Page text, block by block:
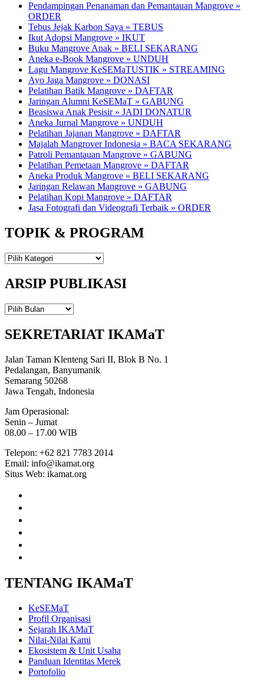
Pendampingan Penanaman dan Pemantauan Mangrove »
ORDER
Tebus Jejak Karbon Saya » TEBUS
Ikut Adopsi Mangrove » IKUT
Buku Mangrove Anak » BELI SEKARANG
Aneka e-Book Mangrove » UNDUH
Lagu Mangrove KeSEMaTUSTIK » STREAMING
Ayo Jaga Mangrove » DONASI
Pelatihan Batik Mangrove » DAFTAR
Jaringan Alumni KeSEMaT » GABUNG
Beasiswa Anak Pesisir » JADI DONATUR
Aneka Jurnal Mangrove » UNDUH
Pelatihan Jajanan Mangrove » DAFTAR
Majalah Mangrover Indonesia » BACA SEKARANG
Patroli Pemantauan Mangrove » GABUNG
Pelatihan Pemetaan Mangrove » DAFTAR
Aneka Produk Mangrove » BELI SEKARANG
Jaringan Relawan Mangrove » GABUNG
Pelatihan Kopi Mangrove » DAFTAR
Jasa Fotografi dan Videografi Terbaik » ORDER
TOPIK & PROGRAM
TOPIK
PROGRAM
ARSIP PUBLIKASI
ARSIP
SEKRETARIAT IKAMaT
Jalan Taman Klenteng Sari II, Blok B No. 1
Pedalangan, Banyumanik
Semarang 50268
Jawa Tengah, Indonesia
Jam Operasional:
Senin – Jumat
08.00 – 17.00 WIB
Telepon: +62 821 7783 2014
Email: info@ikamat.org
Situs Web: ikamat.org
TENTANG IKAMaT
KeSEMaT
Profil Organisasi
Sejarah IKAMaT
Nilai-Nilai Kami
Ekosistem & Unit Usaha
Panduan Identitas Merek
Portofolio